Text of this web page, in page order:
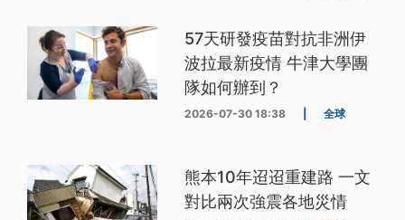
57天研發疫苗對抗非洲伊
波拉最新疫情 牛津大學團
隊如何辦到？
2026-07-30 18:38 全球
熊本10年迢迢重建路 一文
對比兩次強震各地災情